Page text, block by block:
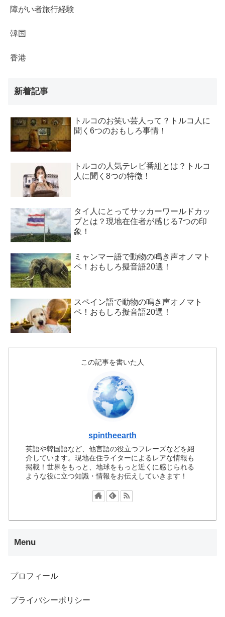
障がい者旅行経験
韓国
香港
新着記事
トルコのお笑い芸人って？トルコ人に
聞く6つのおもしろ事情！
トルコの人気テレビ番組とは？トルコ
人に聞く8つの特徴！
タイ人にとってサッカーワールドカッ
プとは？現地在住者が感じる7つの印
象！
ミャンマー語で動物の鳴き声オノマト
ペ！おもしろ擬音語20選！
スペイン語で動物の鳴き声オノマト
ペ！おもしろ擬音語20選！
この記事を書いた人
spintheearth
英語や韓国語など、他言語の役立つフレーズなどを紹
介しています。現地在住ライターによるレアな情報も
掲載！世界をもっと、地球をもっと近くに感じられる
ような役に立つ知識・情報をお伝えしていきます！
Menu
プロフィール
プライバシーポリシー